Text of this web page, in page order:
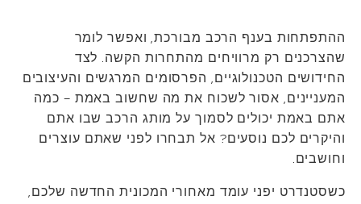
ההתפתחות בענף הרכב מבורכת, ואפשר לומר
שהצרכנים רק מרוויחים מהתחרות הקשה. לצד
החידושים הטכנולוגיים, הפרסומים המרגשים והעיצובים
המעניינים, אסור לשכוח את מה שחשוב באמת – כמה
אתם באמת יכולים לסמוך על מותג הרכב שבו אתם
והיקרים לכם נוסעים? אל תבחרו לפני שאתם עוצרים
וחושבים.
כשסטנדרט יפני עומד מאחורי המכונית החדשה שלכם,